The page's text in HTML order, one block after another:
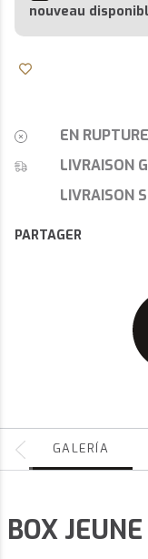
nouveau
EN
LIVRAISON
LIVRAISON
PARTAGER
GALERÍA
BOX